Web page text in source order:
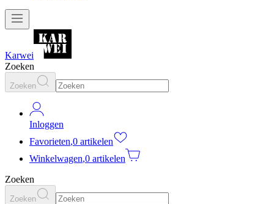
Karwei
Zoeken
Zoeken
Inloggen
Favorieten,0 artikelen
Winkelwagen,0 artikelen
Zoeken
Zoeken